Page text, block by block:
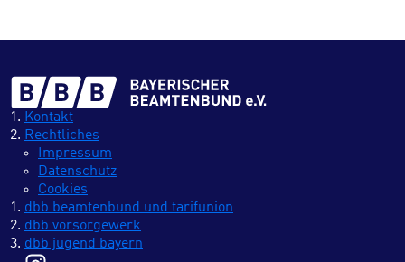
Kontakt
Rechtliches
Impressum
Datenschutz
Cookies
dbb beamtenbund und tarifunion
dbb vorsorgewerk
dbb jugend bayern